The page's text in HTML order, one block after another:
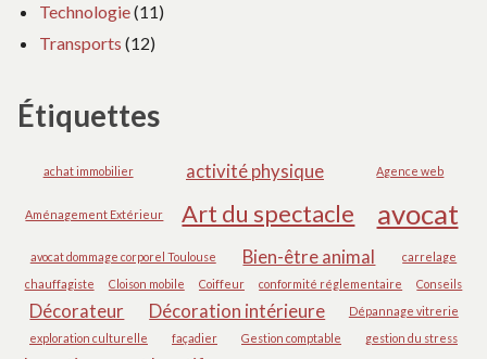
Technologie(11)
Transports (12)
Étiquettes
achat immobilier activité physique Agence web
Aménagement Extérieur Art du spectacle avocat
avocat dommage corporel Toulouse Bien-être animal
carrelage
chauffagiste
Cloison mobile Coiffeur conformité réglementaire Conseils
Décorateur Décoration intérieure
Dépannage vitrerie
exploration culturelle
façadier Gestion comptable gestion du stress